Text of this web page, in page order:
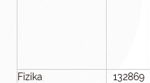
Fizika 132869